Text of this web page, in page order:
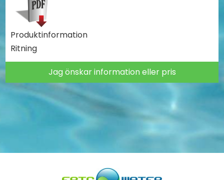
Produktinformation
Ritning
Jag önskar information eller pris